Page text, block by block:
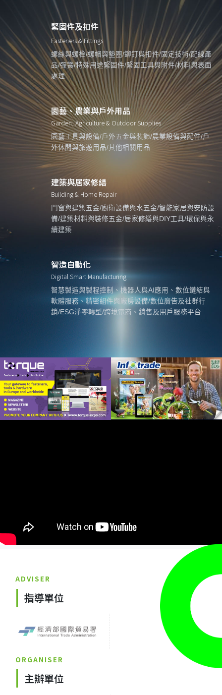
緊固件及扣件
Fasteners & Fittings
螺絲與螺栓/螺帽與墊圈/鉚釘與扣件/固定技術/配線產
品/彈簧/特殊用途緊固件/緊固工具與附件/材料與表面
處理
園藝、農業與戶外用品
Garden, Agriculture & Outdoor Supplies
園藝工具與設備/戶外五金與裝飾/農業設備與配件/戶
外休閒與旅遊用品/其他相關用品
建築與居家修繕
Building & Home Repair
門窗與建築五金/廚衛設備與水五金/智能家居與安防設
備/建築材料與裝修五金/居家修繕與DIY工具/環保與永
續建築
智造自動化
Digital Smart Manufacturing
智慧製造與製程控制、機器人與AI應用、數位鏈結與
軟體服務、精密組件與廠房設備/數位廣告及社群行
銷/ESG淨零轉型/跨境電商、銷售及用戶服務平台
ADVISER
指導單位
ORGANISER
主辦單位